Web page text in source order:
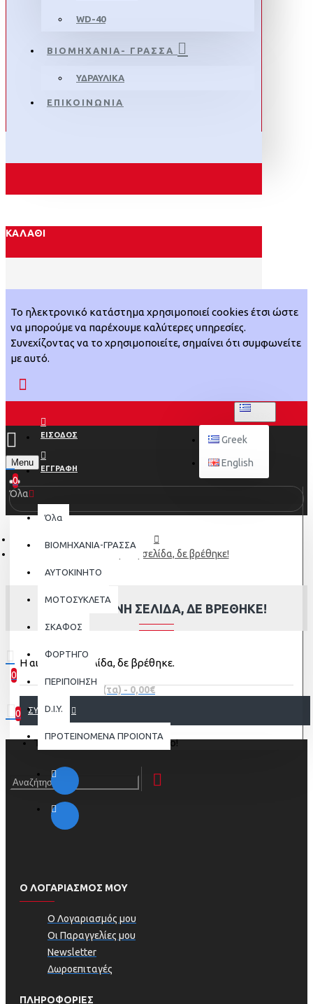
WD-40
ΒΙΟΜΗΧΑΝΙΑ- ΓΡΑΣΣΑ
ΥΔΡΑΥΛΙΚΑ
ΕΠΙΚΟΙΝΩΝΙΑ
ΚΑΛΆΘΙ
Το ηλεκτρονικό κατάστημα χρησιμοποιεί cookies έτσι ώστε
να μπορούμε να παρέχουμε καλύτερες υπηρεσίες.
Συνεχίζοντας να το χρησιμοποιείτε, σημαίνει ότι συμφωνείτε
με αυτό.
ΕΙΣΟΔΟΣ
ΕΓΓΡΑΦΗ
Greek
English
Menu
0
0
0 προϊόν(τα) - 0,00€
0
Το καλάθι αγορών είναι άδειο!
Όλα
Όλα
ΒΙΟΜΗΧΑΝΙΑ-ΓΡΑΣΣΑ
AYTOKINHTO
ΜΟΤΟΣΥΚΛΕΤΑ
ΣΚΑΦΟΣ
ΦΟΡΤΗΓΟ
ΠΕΡΙΠΟΙΗΣΗ
D.I.Y.
ΠΡΟΤΕΙΝΟΜΕΝΑ ΠΡΟΙΟΝΤΑ
Η αιτούμενη σελίδα, δε βρέθηκε!
Η ΑΙΤΟΎΜΕΝΗ ΣΕΛΊΔΑ, ΔΕ ΒΡΈΘΗΚΕ!
Η αιτούμενη σελίδα, δε βρέθηκε.
ΣΥΝΈΧΕΙΑ
Ο ΛΟΓΑΡΙΑΣΜΟΣ ΜΟΥ
Ο Λογαριασμός μου
Οι Παραγγελίες μου
Newsletter
Δωροεπιταγές
ΠΛΗΡΟΦΟΡΊΕΣ